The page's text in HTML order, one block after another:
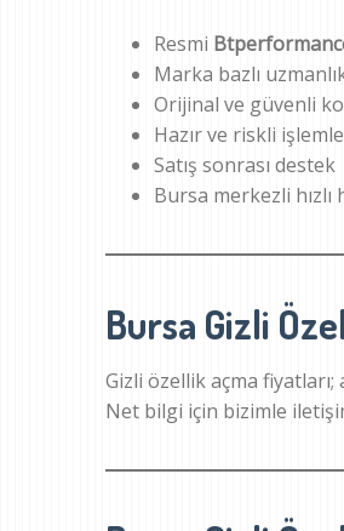
Resmi
Marka bazlı
Orijinal ve güvenli
Hazır ve riskli
Satış sonrası destek
Bursa merkezli hızlı
Bursa Gizli
Gizli özellik açma
Net bilgi için bizimle